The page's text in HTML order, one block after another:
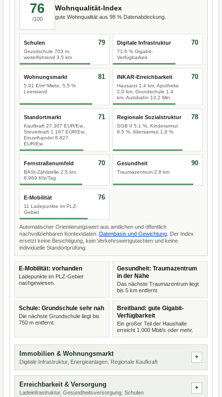
76
/100
Wohnqualität-Index
gute Wohnqualität aus 98 % Datenabdeckung.
Schulen
Grundschule 703 m,
weiterführend 3,5 km
79 Digitale Infrastruktur
71,6 % Gigabit-
Verfügbarkeit
70
Wohnungsmarkt
5,91 €/m² Miete, 5,5 %
Leerstand
81 INKAR-Erreichbarkeit
Hausarzt 1,4 km, Apotheke
2,0 km, Grundschule 1,4
km, Autobahn 13,2 Min.
70
Standortmarkt
Kaufkraft 27.307 EUR/Ew.,
Steuerkraft 1.167 EUR/Ew.,
Einzelhandel 8.827
EUR/Ew.
71 Regionale Sozialstruktur
SGB II 5,1 %, Kinderarmut
8,5 %, Altersarmut 1,8 %
78
Fernstraßenumfeld
BASt-Zählstelle 2,5 km,
6.969 Kfz/Tag
70 Gesundheit
Traumazentrum 2,8 km
90
E-Mobilität
11 Ladepunkte im PLZ-
Gebiet
76
Automatischer Orientierungswert aus amtlichen und öffentlich
nachvollziehbaren Kontextdaten. Datenbasis und Gewichtung . Der Index
ersetzt keine Besichtigung, kein Verkehrswertgutachten und keine
individuelle Standortprüfung.
E-Mobilität: vorhanden
Ladepunkte im PLZ-Gebiet
nachgewiesen.
Gesundheit: Traumazentrum
in der Nähe
Das nächste Traumazentrum liegt
bis 5 km entfernt.
Schule: Grundschule sehr nah
Die nächste Grundschule liegt bis
750 m entfernt.
Breitband: gute Gigabit-
Verfügbarkeit
Ein großer Teil der Haushalte
erreicht 1.000 Mbit/s oder mehr.
Immobilien & Wohnungsmarkt
Digitale Infrastruktur, Energieanlagen, Regionale Kaufkraft
Erreichbarkeit & Versorgung
Ladeinfrastruktur, Gesundheitsversorgung, Schulen